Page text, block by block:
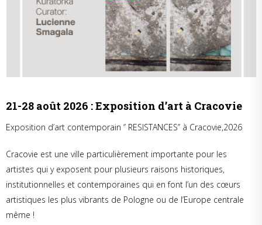
21-28 août 2026 : Exposition d’art à Cracovie
Exposition d’art contemporain ‘’ RESISTANCES’’ à Cracovie,2026
Cracovie est une ville particulièrement importante pour les
artistes qui y exposent pour plusieurs raisons historiques,
institutionnelles et contemporaines qui en font l’un des cœurs
artistiques les plus vibrants de Pologne ou de l’Europe centrale
même !